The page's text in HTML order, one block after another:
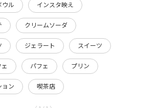
ウル インスタ映え
クリームソーダ
ジェラート スイーツ
パフェ プリン
ョン 喫茶店